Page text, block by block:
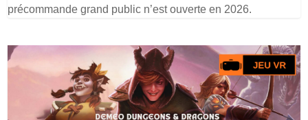
précommande grand public n’est ouverte en 2026.